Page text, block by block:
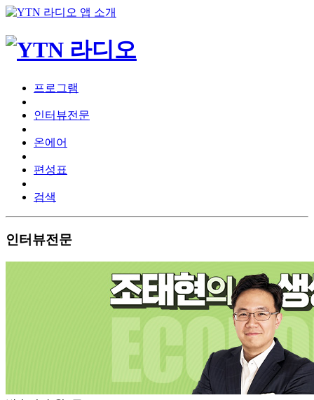
프로그램
인터뷰전문
온에어
편성표
검색
인터뷰전문